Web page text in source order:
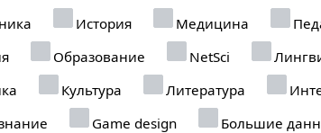
История Медицина
Образование NetSci
Культура Литература
Game design Большие